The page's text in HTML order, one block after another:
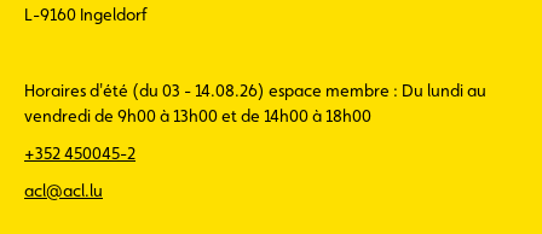
L-9160 Ingeldorf
Horaires d'été (du 03 - 14.08.26) espace membre : Du lundi au
vendredi de 9h00 à 13h00 et de 14h00 à 18h00
+352 450045-2
acl@acl.lu